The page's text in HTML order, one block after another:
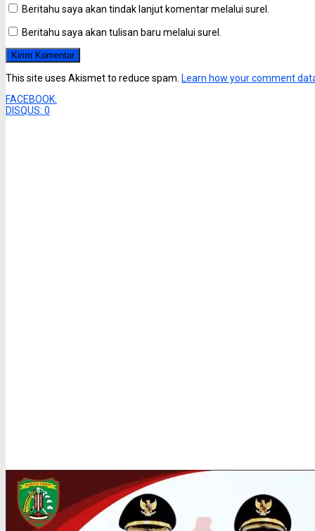
Beritahu saya akan tindak lanjut komentar melalui surel.
Beritahu saya akan tulisan baru melalui surel.
This site uses Akismet to reduce spam. Learn how your comment
FACEBOOK:
DISQUS: 0